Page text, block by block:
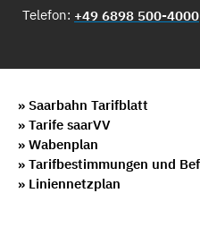
Telefon: +49 6898 500-4000
» Saarbahn Tarifblatt
» Tarife saarVV
» Wabenplan
» Tarifbestimmungen und
» Liniennetzplan